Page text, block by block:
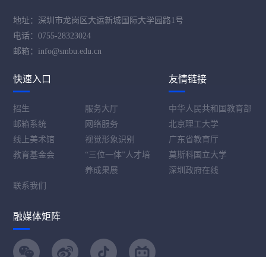
地址：深圳市龙岗区大运新城国际大学园路1号
电话：0755-28323024
邮箱：info@smbu.edu.cn
快速入口
招生
服务大厅
邮箱系统
网络服务
线上美术馆
视觉形象识别
教育基金会
“三位一体”人才培
养成果展
联系我们
友情链接
中华人民共和国教育部
北京理工大学
广东省教育厅
莫斯科国立大学
深圳政府在线
融媒体矩阵